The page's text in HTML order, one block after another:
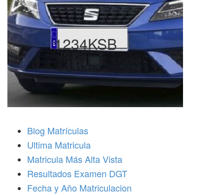
1234KSB
Blog Matrículas
Ultima Matricula
Matricula Más Alta Vista
Resultados Examen DGT
Fecha y Año Matriculacion